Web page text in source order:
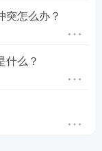
突怎么办？
什么？